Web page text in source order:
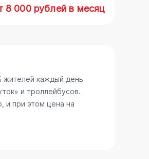
8 000 рублей в месяц
жителей каждый день
и троллейбусов.
и при этом цена на